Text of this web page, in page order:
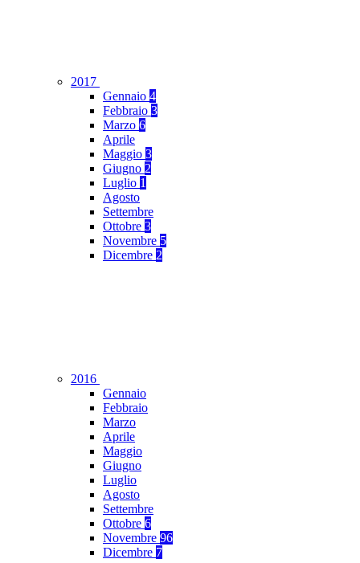
2017
Gennaio 4
Febbraio 3
Marzo 6
Aprile
Maggio 3
Giugno 2
Luglio 1
Agosto
Settembre
Ottobre 3
Novembre 5
Dicembre 2
2016
Gennaio
Febbraio
Marzo
Aprile
Maggio
Giugno
Luglio
Agosto
Settembre
Ottobre 6
Novembre 96
Dicembre 7